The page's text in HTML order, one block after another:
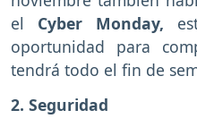
el Cyber Monday,
oportunidad para
tendrá todo el fin de
2. Seguridad